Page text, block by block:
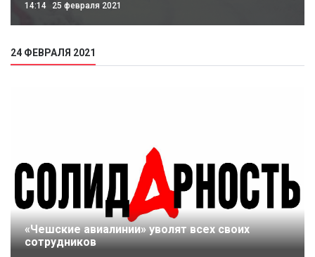
14:14 25 февраля 2021
24 ФЕВРАЛЯ 2021
«Чешские авиалинии» уволят всех своих
сотрудников